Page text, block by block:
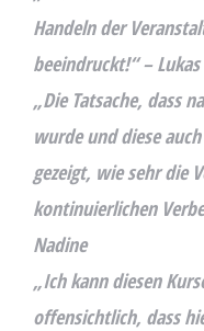
Handeln der
beeindruckt!“ – Lukas
„Die Tatsache, dass
wurde und diese
gezeigt, wie sehr die
kontinuierlichen
Nadine
„Ich kann diesen
offensichtlich, dass